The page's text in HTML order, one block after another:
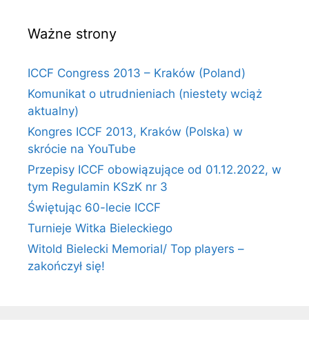
Ważne strony
ICCF Congress 2013 – Kraków (Poland)
Komunikat o utrudnieniach (niestety wciąż
aktualny)
Kongres ICCF 2013, Kraków (Polska) w
skrócie na YouTube
Przepisy ICCF obowiązujące od 01.12.2022, w
tym Regulamin KSzK nr 3
Świętując 60-lecie ICCF
Turnieje Witka Bieleckiego
Witold Bielecki Memorial/ Top players –
zakończył się!